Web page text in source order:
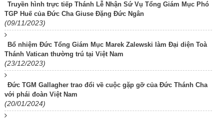
Truyền hình trực tiếp Thánh Lễ Nhận Sứ Vụ Tổng Giám Mục Phó
TGP Huế của Đức Cha Giuse Đặng Đức Ngân
(09/11/2023)
Bổ nhiệm Đức Tổng Giám Mục Marek Zalewski làm Đại diện Toà
Thánh Vatican thường trú tại Việt Nam
(23/12/2023)
Đức TGM Gallagher trao đổi về cuộc gặp gỡ của Đức Thánh Cha
với phái đoàn Việt Nam
(20/01/2024)